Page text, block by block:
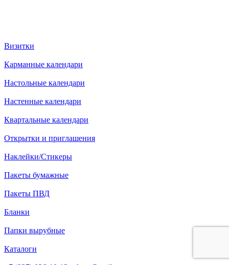
Визитки
Карманные календари
Настольные календари
Настенные календари
Квартальные календари
Открытки и приглашения
Наклейки/Стикеры
Пакеты бумажные
Пакеты ПВД
Бланки
Папки вырубные
Каталоги